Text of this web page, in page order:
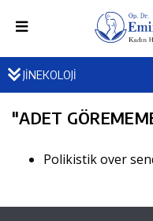
JİNEKOLOJİ
"ADET
Polikistik over